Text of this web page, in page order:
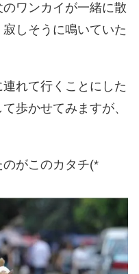
ワンカイが一緒に散
しそうに鳴いていた
れて行くことにした
歩かせてみますが、
がこのカタチ(*